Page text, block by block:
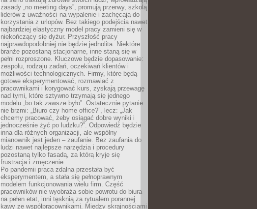
zasady „no meeting days”, promują przerwy, szkolą
liderów z uważności na wypalenie i zachęcają do
korzystania z urlopów. Bez takiego podejścia nawet
najbardziej elastyczny model pracy zamieni się w
niekończący się dyżur. Przyszłość pracy
najprawdopodobniej nie będzie jednolita. Niektóre
branże pozostaną stacjonarne, inne staną się w
pełni rozproszone. Kluczowe będzie dopasowanie:
zespołu, rodzaju zadań, oczekiwań klientów i
możliwości technologicznych. Firmy, które będą
gotowe eksperymentować, rozmawiać z
pracownikami i korygować kurs, zyskają przewagę
nad tymi, które sztywno trzymają się jednego
modelu „bo tak zawsze było”. Ostatecznie pytanie
nie brzmi: „Biuro czy home office?”, lecz: „Jak
chcemy pracować, żeby osiągać dobre wyniki i
jednocześnie żyć po ludzku?”. Odpowiedź będzie
inna dla różnych organizacji, ale wspólny
mianownik jest jeden – zaufanie. Bez zaufania do
ludzi nawet najlepsze narzędzia i procedury
pozostaną tylko fasadą, za którą kryje się
frustracja i zmęczenie.
Po pandemii praca zdalna przestała być
eksperymentem, a stała się pełnoprawnym
modelem funkcjonowania wielu firm. Część
pracowników nie wyobraża sobie powrotu do biura
na pełen etat, inni tęsknią za rytuałem porannej
kawy ze współpracownikami. Między skrajnościami